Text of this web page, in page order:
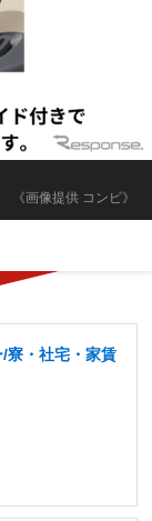
《画像提供 コンビ》
/寮・社宅・家賃